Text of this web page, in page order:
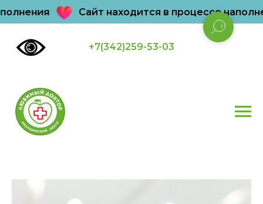
Сайт находится в процессе
+7(342)259-53-03